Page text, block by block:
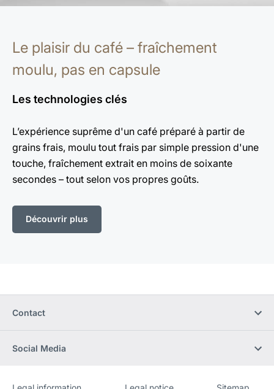
Le plaisir du café – fraîchement
moulu, pas en capsule
Les technologies clés
L’expérience suprême d'un café préparé à partir de
grains frais, moulu tout frais par simple pression d'une
touche, fraîchement extrait en moins de soixante
secondes – tout selon vos propres goûts.
Découvrir plus
Contact
Social Media